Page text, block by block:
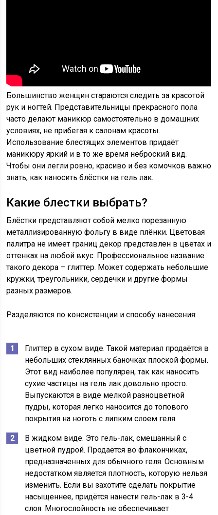
Большинство женщин стараются следить за красотой
рук и ногтей. Представительницы прекрасного пола
часто делают маникюр самостоятельно в домашних
условиях, не прибегая к салонам красоты.
Использование блестящих элементов придаёт
маникюру яркий и в то же время неброский вид.
Чтобы они легли ровно, красиво и без комочков важно
знать, как наносить блёстки на гель лак.
Какие блестки выбрать?
Блёстки представляют собой мелко порезанную
металлизированную фольгу в виде плёнки. Цветовая
палитра не имеет границ декор представлен в цветах и
оттенках на любой вкус. Профессиональное название
такого декора – глиттер. Может содержать небольшие
кружки, треугольники, сердечки и другие формы
разных размеров.
Разделяются по консистенции и способу нанесения:
Глиттер в сухом виде. Такой материал продаётся в
небольших стеклянных баночках плоской формы.
Этот вид наиболее популярен, так как наносить
сухие частицы на гель лак довольно просто.
Выпускаются в виде мелкой разноцветной
пудры, которая легко наносится до топового
покрытия на ноготь с липким слоем геля.
В жидком виде. Это гель-лак, смешанный с
цветной пудрой. Продаётся во флакончиках,
предназначенных для обычного геля. Основным
недостатком является плотность, которую нельзя
изменить. Если вы захотите сделать покрытие
насыщеннее, придётся нанести гель-лак в 3-4
слоя. Многослойность не обеспечивает